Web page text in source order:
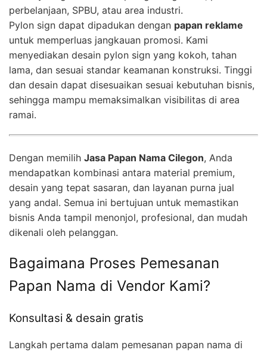
perbelanjaan, SPBU, atau area industri.
Pylon sign dapat dipadukan dengan papan reklame
untuk memperluas jangkauan promosi. Kami
menyediakan desain pylon sign yang kokoh, tahan
lama, dan sesuai standar keamanan konstruksi. Tinggi
dan desain dapat disesuaikan sesuai kebutuhan bisnis,
sehingga mampu memaksimalkan visibilitas di area
ramai.
Dengan memilih Jasa Papan Nama Cilegon, Anda
mendapatkan kombinasi antara material premium,
desain yang tepat sasaran, dan layanan purna jual
yang andal. Semua ini bertujuan untuk memastikan
bisnis Anda tampil menonjol, profesional, dan mudah
dikenali oleh pelanggan.
Bagaimana Proses Pemesanan
Papan Nama di Vendor Kami?
Konsultasi & desain gratis
Langkah pertama dalam pemesanan papan nama di